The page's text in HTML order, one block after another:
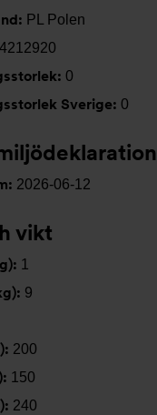
PL Polen
0
Sverige: 0
2026-06-12
vikt
1
9
200
150
240